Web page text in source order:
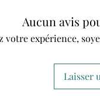
Aucun avis
votre expérience,
Laisser